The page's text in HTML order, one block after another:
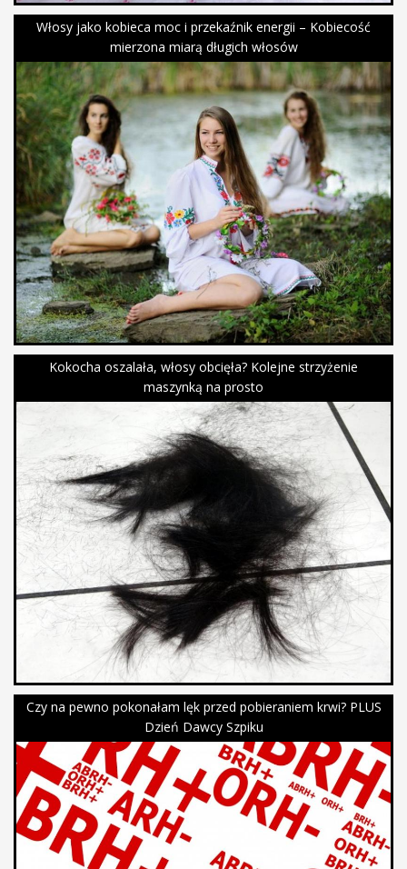
Włosy jako kobieca moc i przekaźnik energii – Kobiecość
mierzona miarą długich włosów
Kokocha oszalała, włosy obcięła? Kolejne strzyżenie
maszynką na prosto
Czy na pewno pokonałam lęk przed pobieraniem krwi? PLUS
Dzień Dawcy Szpiku